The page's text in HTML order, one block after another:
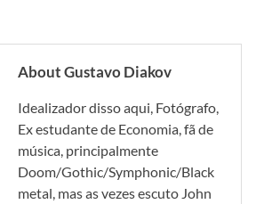
About Gustavo Diakov
Idealizador disso aqui, Fotógrafo,
Ex estudante de Economia, fã de
música, principalmente
Doom/Gothic/Symphonic/Black
metal, mas as vezes escuto John